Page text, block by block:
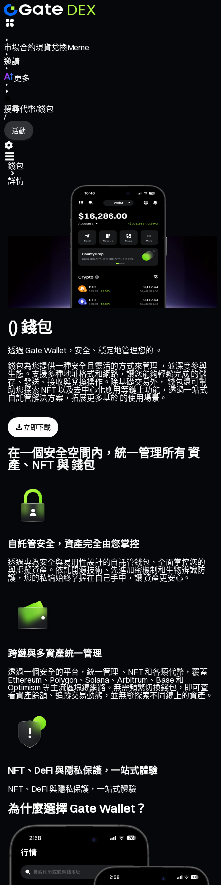
市場合約現貨兌換Meme
邀請
更多
搜尋代幣/錢包
/
活動
錢包
詳情
() 錢包
透過 Gate Wallet，安全、穩定地管理您的 。
錢包為您提供一種安全且靈活的方式來管理 ，並深度參與
生態。支援多種地址格式和網路，讓您能夠輕鬆完成 的儲
存、發送、接收與兌換操作。除基礎交易外， 錢包還可幫
助您探索 NFT 以及去中心化應用等鏈上功能，透過一站式
自託管解決方案，拓展更多基於 的使用場景。
立即下載
在一個安全空間內，統一管理所有 資
產、NFT 與 錢包
自託管安全，資產完全由您掌控
透過專為安全與易用性設計的自託管錢包，全面掌控您的
與虛擬資產。依託開源技術、先進加密機制和生物辨識防
護，您的私鑰始終掌握在自己手中，讓 資產更安心。
跨鏈與多資產統一管理
透過一個安全的平台，統一管理 、NFT 和各類代幣，覆蓋
Ethereum、Polygon、Solana、Arbitrum、Base 和
Optimism 等主流區塊鏈網路。無需頻繁切換錢包，即可查
看資產餘額、追蹤交易動態，並無縫探索不同鏈上的資產。
NFT、DeFi 與隱私保護，一站式體驗
NFT、DeFi 與隱私保護，一站式體驗
為什麼選擇 Gate Wallet？